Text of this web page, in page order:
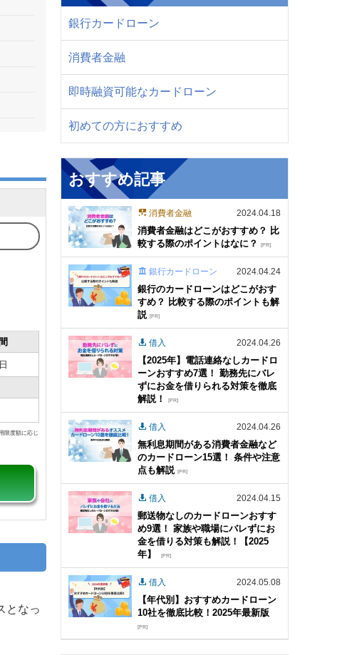
限度額に応じ
となっ
銀行カードローン
消費者金融
即時融資可能なカードローン
初めての方におすすめ
おすすめ記事
消費者金融 2024.04.18
消費者金融はどこがおすすめ？ 比
較する際のポイントはなに？[PR]
銀行カードローン 2024.04.24
銀行のカードローンはどこがおす
すめ？ 比較する際のポイントも解
説[PR]
借入 2024.04.26
【2025年】電話連絡なしカードロ
ーンおすすめ7選！ 勤務先にバレ
ずにお金を借りられる対策を徹底
解説！[PR]
借入 2024.04.26
無利息期間がある消費者金融など
のカードローン15選！ 条件や注意
点も解説[PR]
借入 2024.04.15
郵送物なしのカードローンおすす
め9選！ 家族や職場にバレずにお
金を借りる対策も解説！【2025
年】
[PR]
借入 2024.05.08
【年代別】おすすめカードローン
10社を徹底比較！2025年最新版
[PR]